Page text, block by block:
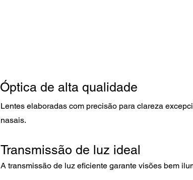
Óptica de alta qualidade
Lentes elaboradas com precisão para clareza
nasais.
Transmissão de luz ideal
A transmissão de luz eficiente garante visões bem